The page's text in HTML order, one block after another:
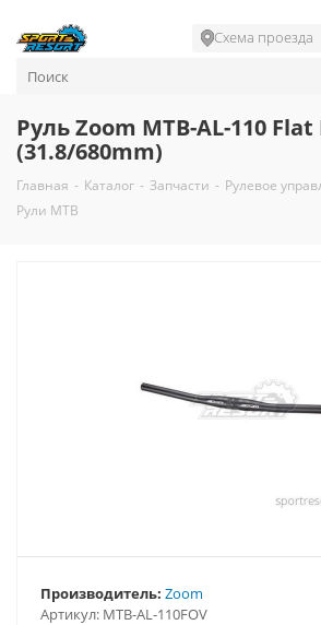
Схема проезда
Руль Zoom MTB-AL-110 Flat
(31.8/680mm)
Главная - Каталог - Запчасти - Рулевое
Рули MTB
Артикул: MTB-AL-110FOV
Производитель: Zoom